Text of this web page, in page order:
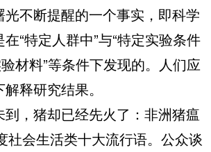
不断提醒的一个事实，即科学
“特定人群中”与“特定实验条件
材料”等条件下发现的。人们应
释研究结果。
，猪却已经先火了：非洲猪瘟
社会生活类十大流行语。公众谈